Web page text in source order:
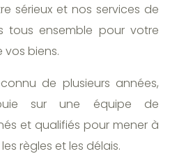
sérieux et nos services de
tous ensemble pour votre
biens.
de plusieurs années,
sur une équipe de
et qualifiés pour mener à
règles et les délais.